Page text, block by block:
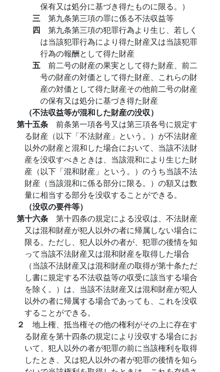
保有又は処分に基づき得たものに限る。）
三 第九条第三項の罪に係る不法収益等
四 第九条第三項の犯罪行為より生じ、若しく
は当該犯罪行為により得た財産又は当該犯罪
行為の報酬として得た財産
五 前二号の財産の果実として得た財産、前二
号の財産の対価として得た財産、これらの財
産の対価として得た財産その他前二号の財産
の保有又は処分に基づき得た財産
（不法収益等が混和した財産の没収）
第十五条 前条第一項各号又は第三項各号に規定す
る財産（以下「不法財産」という。）が不法財産
以外の財産と混和した場合において、当該不法財
産を没収すべきときは、当該混和により生じた財
産（以下「混和財産」という。）のうち当該不法
財産（当該混和に係る部分に限る。）の額又は数
量に相当する部分を没収することができる。
（没収の要件等）
第十六条 第十四条の規定による没収は、不法財産
又は混和財産が犯人以外の者に帰属しない場合に
限る。ただし、犯人以外の者が、犯罪の後情を知
って当該不法財産又は混和財産を取得した場合
（当該不法財産又は混和財産の取得が第十条ただ
し書に規定する不法収益等の収受に該当する場合
を除く。）は、当該不法財産又は混和財産が犯人
以外の者に帰属する場合であっても、これを没収
することができる。
２ 地上権、抵当権その他の権利がその上に存在す
る財産を第十四条の規定により没収する場合にお
いて、犯人以外の者が犯罪の前に当該権利を取得
したとき、又は犯人以外の者が犯罪の後情を知ら